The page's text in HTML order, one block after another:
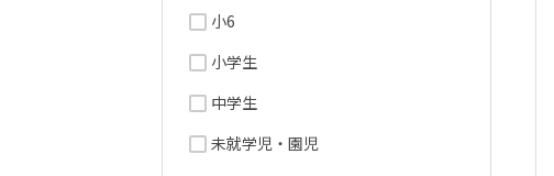
小6
小学生
中学生
未就学児・園児